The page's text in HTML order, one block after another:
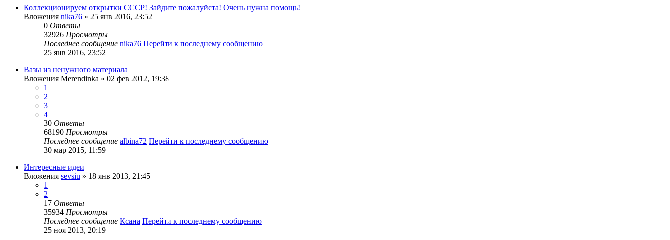
Коллекционируем открытки СССР! Зайдите пожалуйста! Очень нужна помощь!
Вложения nika76 » 25 янв 2016, 23:52
0 Ответы
32926 Просмотры
Последнее сообщение nika76 Перейти к последнему сообщению
25 янв 2016, 23:52
Вазы из ненужного материала
Вложения Merendinka » 02 фев 2012, 19:38
1
2
3
4
30 Ответы
68190 Просмотры
Последнее сообщение albina72 Перейти к последнему сообщению
30 мар 2015, 11:59
Интересные идеи
Вложения sevsiu » 18 янв 2013, 21:45
1
2
17 Ответы
35934 Просмотры
Последнее сообщение Ксана Перейти к последнему сообщению
25 ноя 2013, 20:19